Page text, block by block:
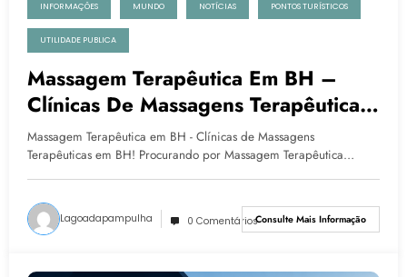
INFORMAÇÕES MUNDO NOTÍCIAS PONTOS TURÍSTICOS
UTILIDADE PUBLICA
Massagem Terapêutica Em BH –
Clínicas De Massagens Terapêuticas
Em BH!
Massagem Terapêutica em BH - Clínicas de Massagens
Terapêuticas em BH! Procurando por Massagem Terapêutica…
Lagoadapampulha 0 ComentáriosConsulte Mais Informação